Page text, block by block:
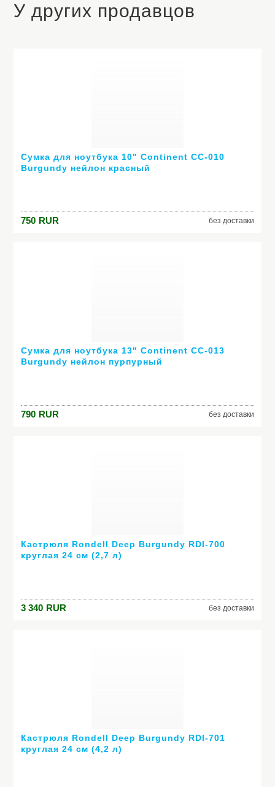
У других продавцов
Сумка для ноутбука 10" Continent CC-010
Burgundy нейлон красный
750 RUR без доставки
Сумка для ноутбука 13" Continent CC-013
Burgundy нейлон пурпурный
790 RUR без доставки
Кастрюля Rondell Deep Burgundy RDI-700
круглая 24 см (2,7 л)
3 340 RUR без доставки
Кастрюля Rondell Deep Burgundy RDI-701
круглая 24 см (4,2 л)